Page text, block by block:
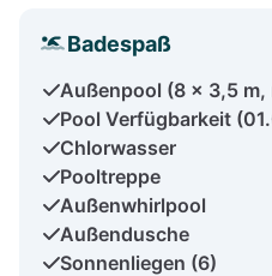
Badespaß
Außenpool (8 x 3,5 m,
Pool Verfügbarkeit
Chlorwasser
Pooltreppe
Außenwhirlpool
Außendusche
Sonnenliegen (6)